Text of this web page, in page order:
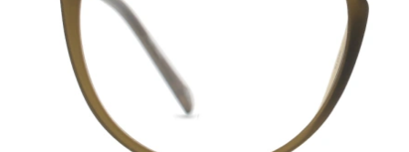
45 mm
Glashöhe Glasbreite
Glasbreite